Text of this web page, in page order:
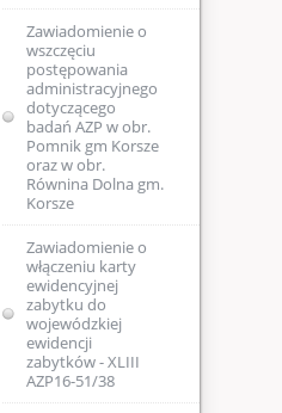
Zawiadomienie o
wszczęciu
postępowania
administracyjnego
dotyczącego
badań AZP w obr.
Pomnik gm Korsze
oraz w obr.
Równina Dolna gm.
Korsze
Zawiadomienie o
włączeniu karty
ewidencyjnej
zabytku do
wojewódzkiej
ewidencji
zabytków - XLIII
AZP16-51/38